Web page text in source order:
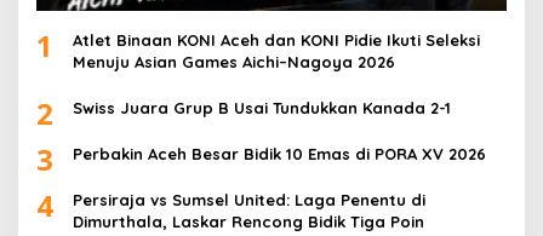
1
Atlet Binaan KONI Aceh dan KONI Pidie Ikuti Seleksi
Menuju Asian Games Aichi–Nagoya 2026
2 Swiss Juara Grup B Usai Tundukkan Kanada 2-1
3 Perbakin Aceh Besar Bidik 10 Emas di PORA XV 2026
4
Persiraja vs Sumsel United: Laga Penentu di
Dimurthala, Laskar Rencong Bidik Tiga Poin